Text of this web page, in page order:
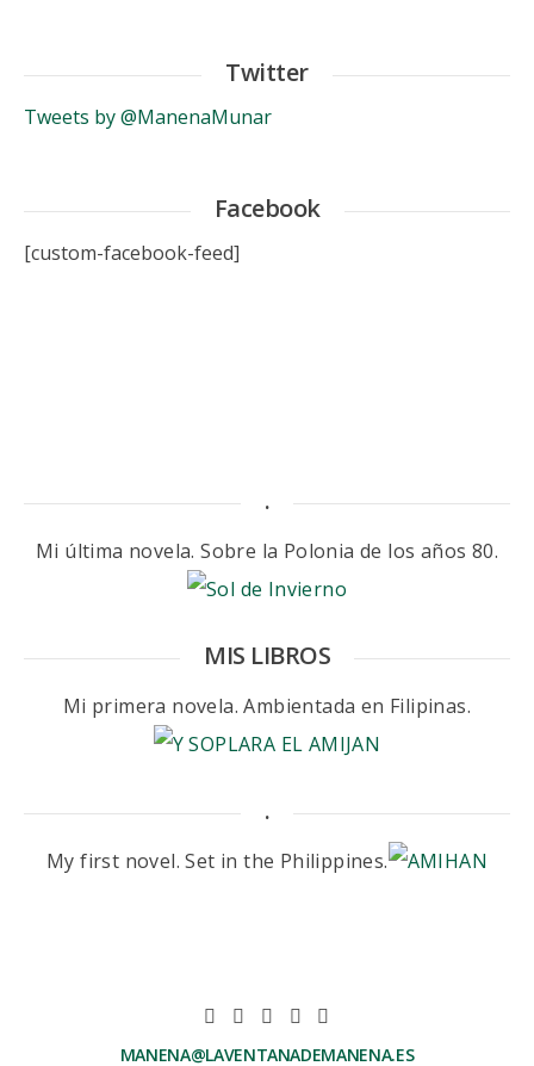
Twitter
Tweets by @ManenaMunar
Facebook
[custom-facebook-feed]
.
Mi última novela. Sobre la Polonia de los años 80.
MIS LIBROS
Mi primera novela. Ambientada en Filipinas.
.
My first novel. Set in the Philippines.
MANENA@LAVENTANADEMANENA.ES